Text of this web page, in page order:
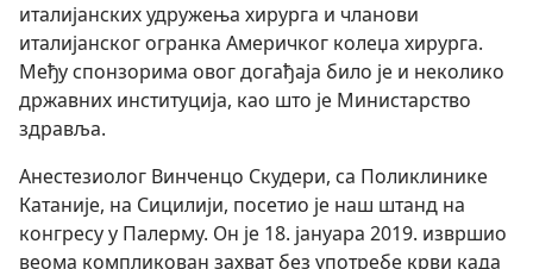
италијанских удружења хирурга и чланови
италијанског огранка Америчког колеџа хирурга.
Међу спонзорима овог догађаја било је и неколико
државних институција, као што је Министарство
здравља.
Анестезиолог Винченцо Скудери, са Поликлинике
Катаније, на Сицилији, посетио је наш штанд на
конгресу у Палерму. Он је 18. јануара 2019. извршио
веома компликован захват без употребе крви када